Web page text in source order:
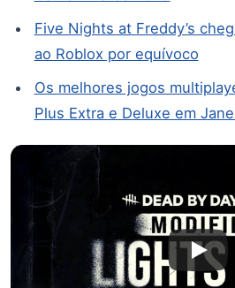
Five Nights at Freddy’s
ao Roblox por equívoco
Os melhores jogos
Plus Extra e Deluxe em